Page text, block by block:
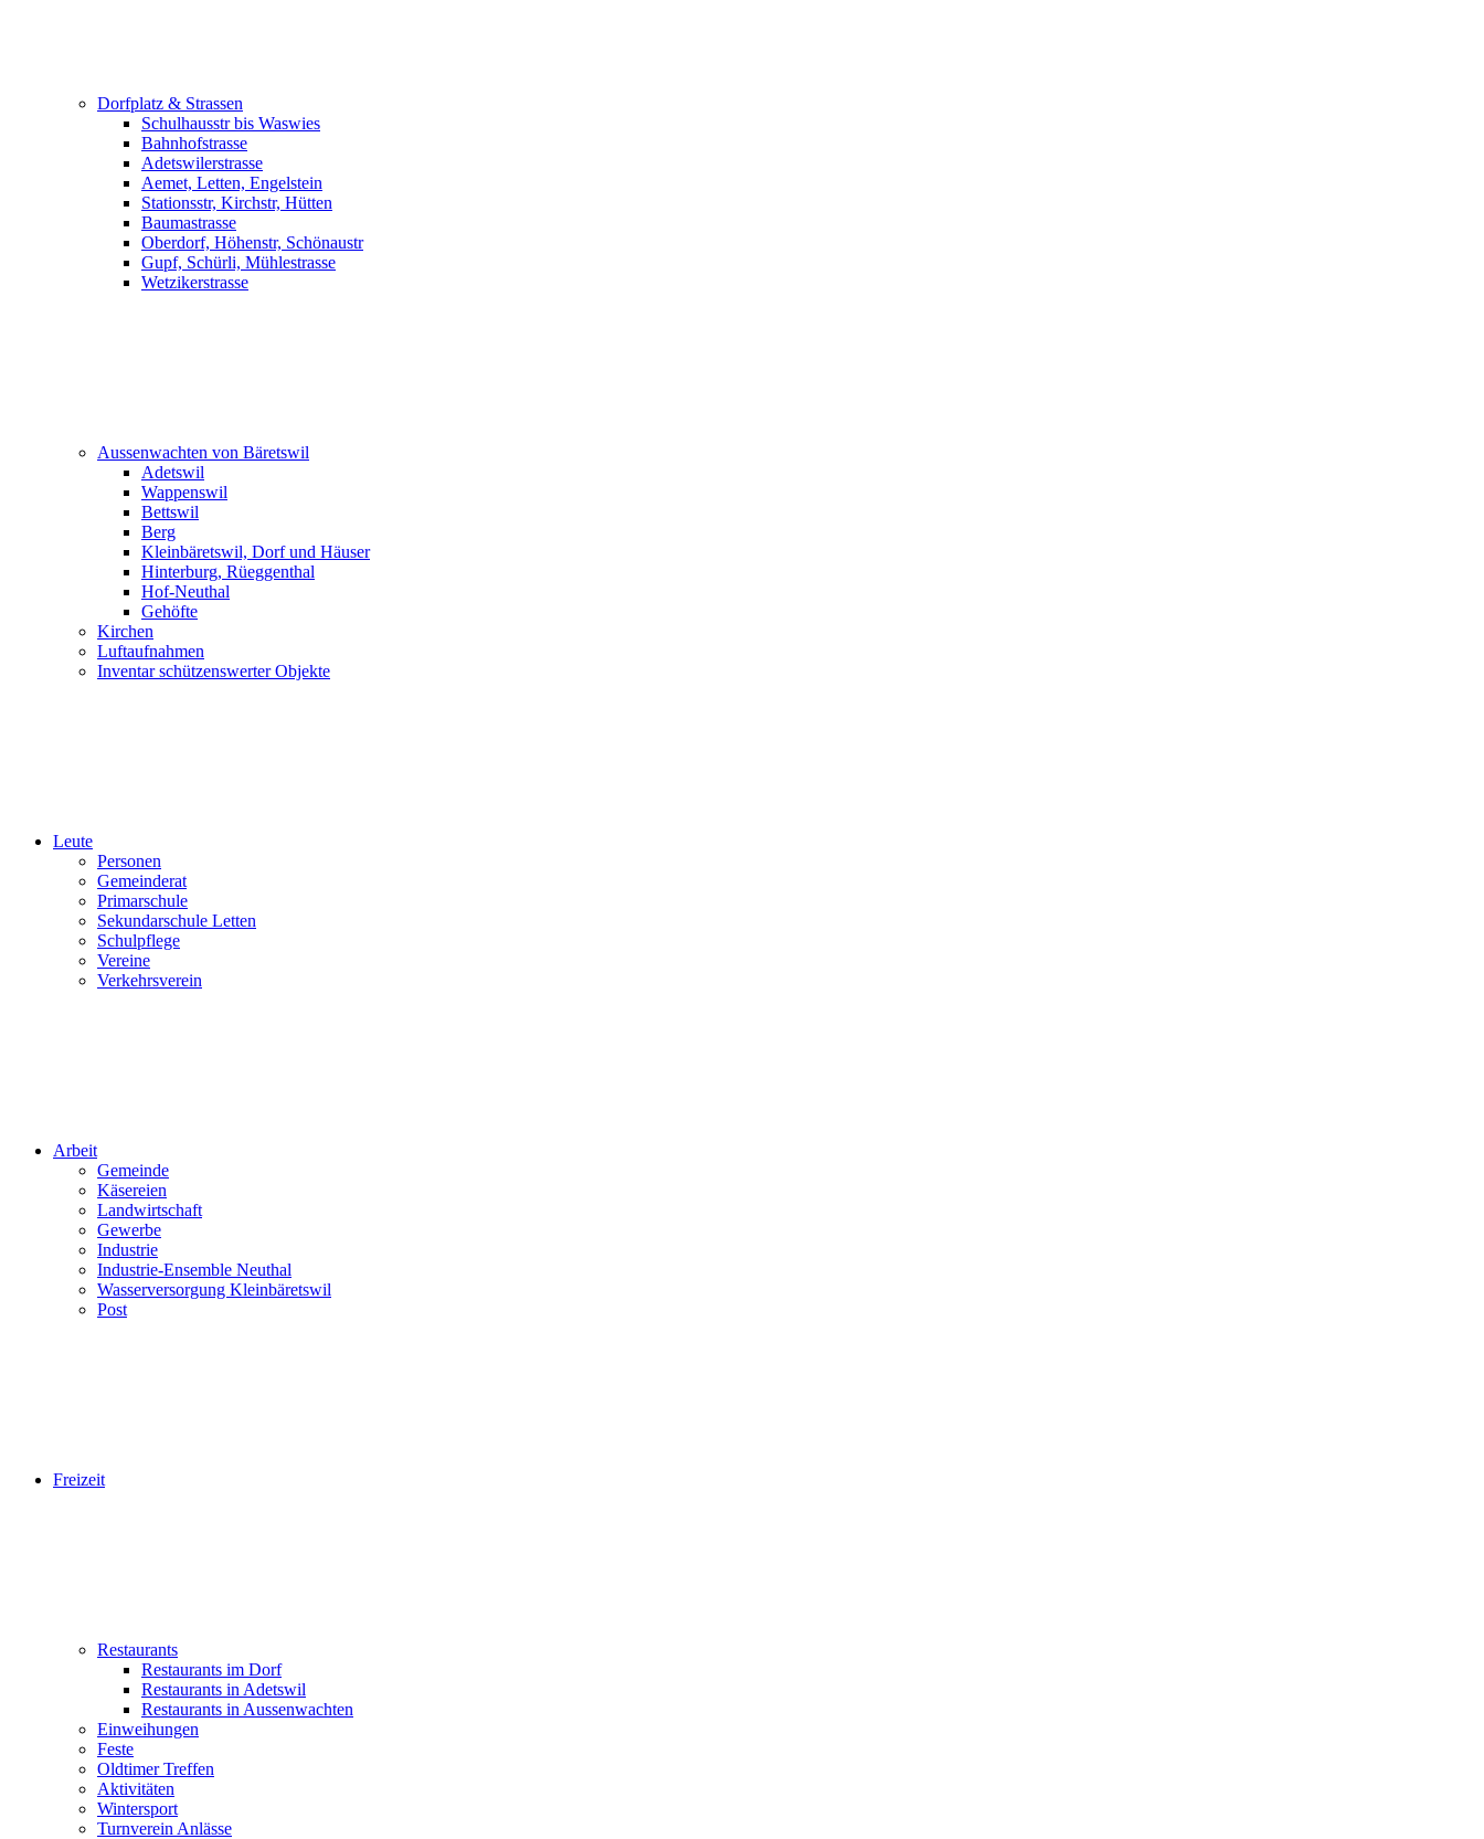
Dorfplatz & Strassen
Schulhausstr bis Waswies
Bahnhofstrasse
Adetswilerstrasse
Aemet, Letten, Engelstein
Stationsstr, Kirchstr, Hütten
Baumastrasse
Oberdorf, Höhenstr, Schönaustr
Gupf, Schürli, Mühlestrasse
Wetzikerstrasse
Aussenwachten von Bäretswil
Adetswil
Wappenswil
Bettswil
Berg
Kleinbäretswil, Dorf und Häuser
Hinterburg, Rüeggenthal
Hof-Neuthal
Gehöfte
Kirchen
Luftaufnahmen
Inventar schützenswerter Objekte
Leute
Personen
Gemeinderat
Primarschule
Sekundarschule Letten
Schulpflege
Vereine
Verkehrsverein
Arbeit
Gemeinde
Käsereien
Landwirtschaft
Gewerbe
Industrie
Industrie-Ensemble Neuthal
Wasserversorgung Kleinbäretswil
Post
Freizeit
Restaurants
Restaurants im Dorf
Restaurants in Adetswil
Restaurants in Aussenwachten
Einweihungen
Feste
Oldtimer Treffen
Aktivitäten
Wintersport
Turnverein Anlässe